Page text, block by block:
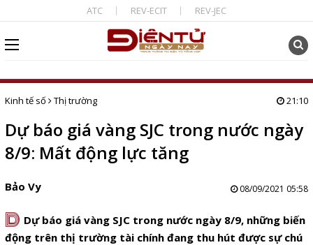
ATC REV-ECIT REV-JEC
Kinh tế số Thị trường 21:10
Dự báo giá vàng SJC trong nước ngày
8/9: Mất động lực tăng
Bảo Vy 08/09/2021 05:58
D Dự báo giá vàng SJC trong nước ngày 8/9, những biến
động trên thị trường tài chính đang thu hút được sự chú